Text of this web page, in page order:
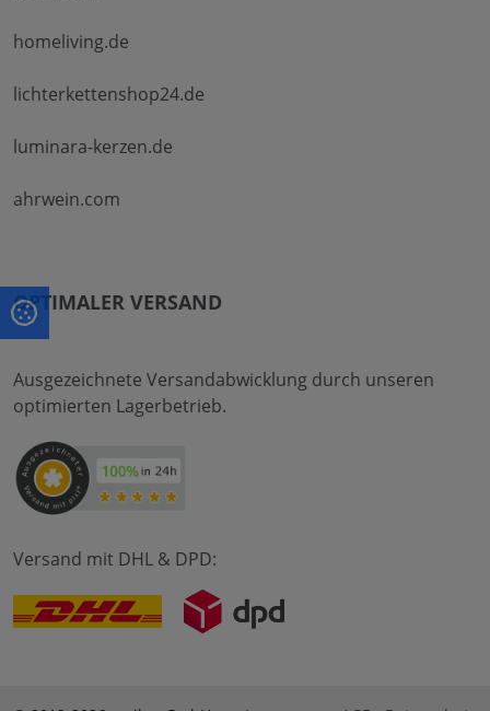
homeliving.de
lichterkettenshop24.de
luminara-kerzen.de
ahrwein.com
OPTIMALER VERSAND
Ausgezeichnete Versandabwicklung durch unseren
optimierten Lagerbetrieb.
Versand mit DHL & DPD: